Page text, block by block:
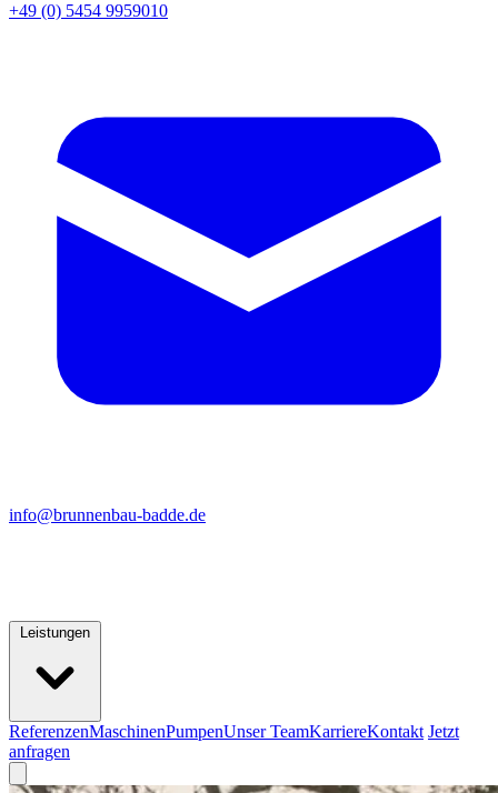
+49 (0) 5454 9959010
info@brunnenbau-badde.de
ReferenzenMaschinenPumpenUnser TeamKarriereKontakt Jetzt
anfragen